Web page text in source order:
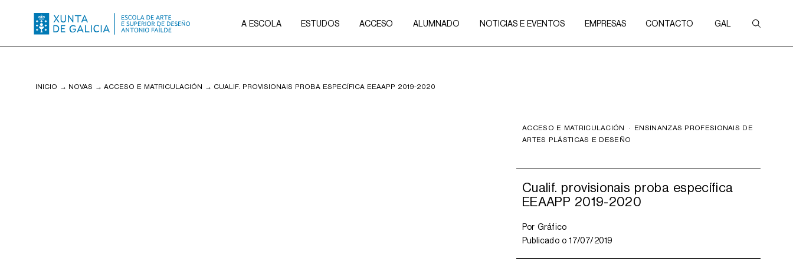
A ESCOLA ESTUDOS ACCESO ALUMNADO NOTICIAS E EVENTOS EMPRESAS CONTACTO GAL
INICIO → NOVAS → ACCESO E MATRICULACIÓN → CUALIF. PROVISIONAIS PROBA ESPECÍFICA EEAAPP 2019-2020
ACCESO E MATRICULACIÓN · ENSINANZAS PROFESIONAIS DE
ARTES PLÁSTICAS E DESEÑO
Cualif. provisionais proba específica
EEAAPP 2019-2020
Por Gráfico
Publicado o17/07/2019